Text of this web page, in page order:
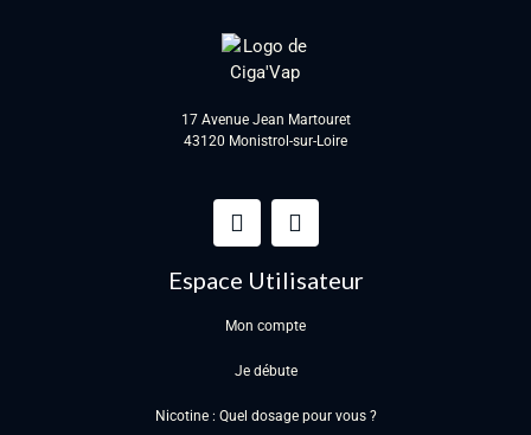
17 Avenue Jean Martouret
43120 Monistrol-sur-Loire
Espace Utilisateur
Mon compte
Je débute
Nicotine : Quel dosage pour vous ?